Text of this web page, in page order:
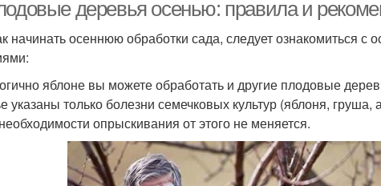
деревья осенью: правила и
начинать осеннюю обработки сада, следует ознакомиться с
яблоне вы можете обработать и другие плодовые
указаны только болезни семечковых культур (яблоня,
опрыскивания от этого не меняется.